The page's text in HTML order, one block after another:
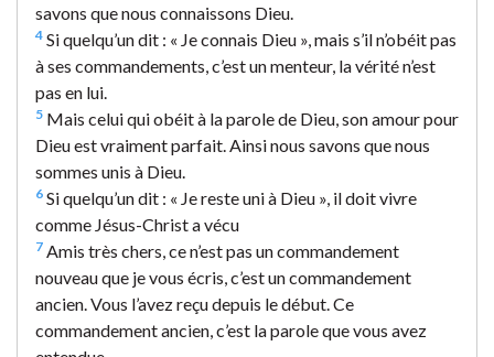
savons que nous connaissons Dieu.
4 Si quelqu’un dit : « Je connais Dieu », mais s’il n’obéit pas
à ses commandements, c’est un menteur, la vérité n’est
pas en lui.
5 Mais celui qui obéit à la parole de Dieu, son amour pour
Dieu est vraiment parfait. Ainsi nous savons que nous
sommes unis à Dieu.
6 Si quelqu’un dit : « Je reste uni à Dieu », il doit vivre
comme Jésus-Christ a vécu
7 Amis très chers, ce n’est pas un commandement
nouveau que je vous écris, c’est un commandement
ancien. Vous l’avez reçu depuis le début. Ce
commandement ancien, c’est la parole que vous avez